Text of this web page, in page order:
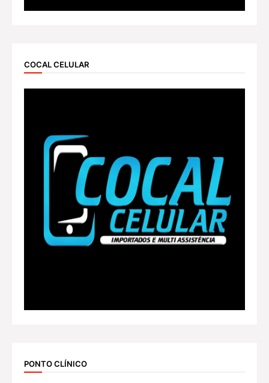
COCAL CELULAR
PONTO CLÍNICO